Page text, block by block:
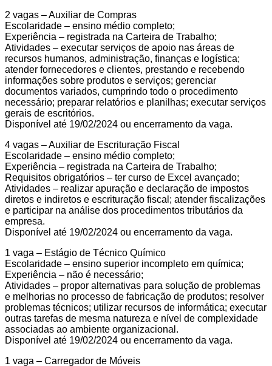
2 vagas – Auxiliar de Compras
Escolaridade – ensino médio completo;
Experiência – registrada na Carteira de Trabalho;
Atividades – executar serviços de apoio nas áreas de
recursos humanos, administração, finanças e logística;
atender fornecedores e clientes, prestando e recebendo
informações sobre produtos e serviços; gerenciar
documentos variados, cumprindo todo o procedimento
necessário; preparar relatórios e planilhas; executar serviços
gerais de escritórios.
Disponível até 19/02/2024 ou encerramento da vaga.
4 vagas – Auxiliar de Escrituração Fiscal
Escolaridade – ensino médio completo;
Experiência – registrada na Carteira de Trabalho;
Requisitos obrigatórios – ter curso de Excel avançado;
Atividades – realizar apuração e declaração de impostos
diretos e indiretos e escrituração fiscal; atender fiscalizações
e participar na análise dos procedimentos tributários da
empresa.
Disponível até 19/02/2024 ou encerramento da vaga.
1 vaga – Estágio de Técnico Químico
Escolaridade – ensino superior incompleto em química;
Experiência – não é necessário;
Atividades – propor alternativas para solução de problemas
e melhorias no processo de fabricação de produtos; resolver
problemas técnicos; utilizar recursos de informática; executar
outras tarefas de mesma natureza e nível de complexidade
associadas ao ambiente organizacional.
Disponível até 19/02/2024 ou encerramento da vaga.
1 vaga – Carregador de Móveis